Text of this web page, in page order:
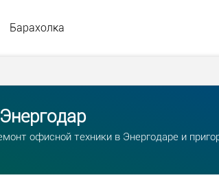
Барахолка
офисной техники в Энергодаре и